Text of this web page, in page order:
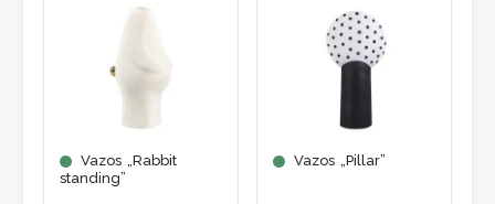
Vazos „Rabbit
standing”
Vazos „Pillar”